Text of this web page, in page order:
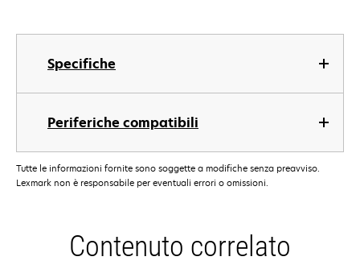
Specifiche
Periferiche compatibili
Tutte le informazioni fornite sono soggette a modifiche senza preavviso.
Lexmark non è responsabile per eventuali errori o omissioni.
Contenuto correlato